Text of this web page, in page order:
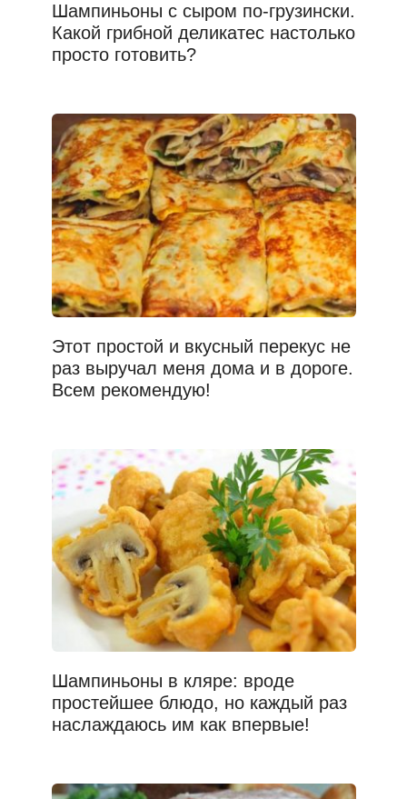
Шампиньоны с сыром по-грузински.
Какой грибной деликатес настолько
просто готовить?
Этот простой и вкусный перекус не
раз выручал меня дома и в дороге.
Всем рекомендую!
Шампиньоны в кляре: вроде
простейшее блюдо, но каждый раз
наслаждаюсь им как впервые!